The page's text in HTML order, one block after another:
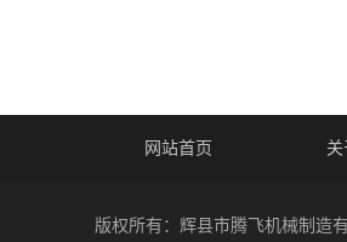
网站首页 关
版权所有：辉县市腾飞机械制造